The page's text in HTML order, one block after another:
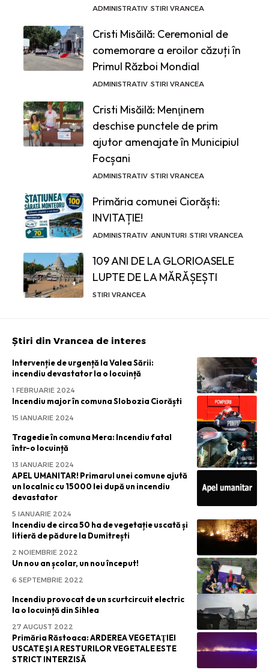
ADMINISTRATIV STIRI VRANCEA
Cristi Misăilă: Ceremonial de
comemorare a eroilor căzuți în
Primul Război Mondial
ADMINISTRATIV STIRI VRANCEA
Cristi Misăilă: Menţinem
deschise punctele de prim
ajutor amenajate în Municipiul
Focșani
ADMINISTRATIV STIRI VRANCEA
Primăria comunei Ciorăști:
INVITAȚIE!
ADMINISTRATIV ANUNTURI STIRI VRANCEA
109 ANI DE LA GLORIOASELE
LUPTE DE LA MĂRĂȘEȘTI
STIRI VRANCEA
Știri din Vrancea de interes
Intervenție de urgență la Valea Sării:
incendiu devastator la o locuință
1 FEBRUARIE 2024
Incendiu major în comuna Slobozia Ciorăști
15 IANUARIE 2024
Tragedie în comuna Mera: Incendiu fatal
într-o locuință
13 IANUARIE 2024
APEL UMANITAR! Primarul unei comune ajută
un localnic cu 15000 lei după un incendiu
devastator
5 IANUARIE 2024
Incendiu de circa 50 ha de vegetație uscată și
litieră de pădure la Dumitrești
2 NOIEMBRIE 2022
Un nou an școlar, un nou început!
6 SEPTEMBRIE 2022
Incendiu provocat de un scurtcircuit electric
la o locuință din Sihlea
27 AUGUST 2022
Primăria Răstoaca: ARDEREA VEGETAŢIEI
USCATE ŞI A RESTURILOR VEGETALE ESTE
STRICT INTERZISĂ